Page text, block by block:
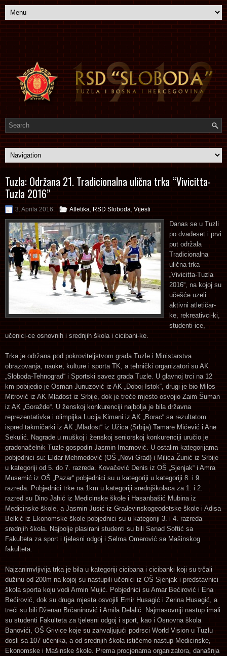
Tuzla: Održana 21. Tradicionalna ulična trka “Vivicitta-
Tuzla 2016”
3. Aprila 2016. Atletika RSD Sloboda Vijesti
Danas se u Tuzli
po dvadeset i prvi
put održala
Tradicionalna
ulična trka
„Vivicitta-Tuzla
2016“, na kojoj su
učešće uzeli
aktivni atletičar-
ke, rekreativci-ki,
studenti-ice,
učenici-ce osnovnih i srednjih škola i cicibani-ke.
Trka je održana pod pokroviteljstvom grada Tuzle i Ministarstva
obrazovanja, nauke, kulture i sporta TK, a tehnički organizatori su AK
„Sloboda-Tehnograd“ i Sportski savez grada Tuzle. U glavnoj trci na 12
km pobijedio je Osman Junuzović iz AK „Doboj Istok“, drugi je bio Milos
Mitrović iz AK Mladost iz Srbije, dok je treće mjesto osvojio Zaim Šuman
iz AK „Goražde“. U ženskoj konkurenciji najbolja je bila državna
reprezentativka i olimpijka Lucija Kimani iz AK „Borac“ sa rezultatom
ispred takmičarki iz AK „Mladost“ iz Užica (Srbija) Tamare Mićević i Ane
Sekulić. Nagrade u muškoj i ženskoj seniorskoj konkurenciji uručio je
gradonačelnik Tuzle gospodin Jasmin Imamović. U ostalim kategorijama
pobjednici su: Eldar Mehmedović (OŠ „Novi Grad) i Milica Žunić iz Srbije
u kategoriji od 5. do 7. razreda. Kovačević Denis iz OŠ „Sjenjak“ i Amra
Musemić iz OŠ „Pazar“ pobjednici su u kategoriji u kategoriji 8. i 9.
razreda. Pobjednici trke na 1km u kategoriji srednjškolaca za 1. i 2.
razred su Dino Jahić iz Medicinske škole i Hasanbašić Mubina iz
Medicinske škole, a Jasmin Jusić iz Građevinskogeodetske škole i Adisa
Belkić iz Ekonomske škole pobjednici su u kategoriji 3. i 4. razreda
srednjih škola. Najbolje plasirani studenti su bili Senad Softić sa
Fakulteta za sport i tjelesni odgoj i Selma Omerović sa Mašinskog
fakulteta.
Najzanimvljivija trka je bila u kategoriji cicibana i cicibanki koji su trčali
dužinu od 200m na kojoj su nastupili učenici iz OŠ Sjenjak i predstavnici
škola sporta koju vodi Armin Mujić. Pobjednici su Amar Bećirović i Ena
Bećirović, dok su druga mjesta osvojili Emir Husagić i Zerina Husagić, a
treći su bili Dženan Brčaninović i Amila Delalić. Najmasovniji nastup imali
su studenti Fakulteta za tjelesni odgoj i sport, kao i Osnovna škola
Banovići, OŠ Grivice koje su zahvaljujući podrsci World Vision u Tuzlu
dosli sa 107 učenika, a od srednjih škola ističemo nastup Medicinske,
Ekonomske i Mašinske škole. Prema procjenama organizatora, današnja